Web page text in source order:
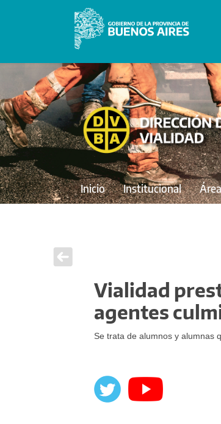
Inicio Institucional
Vialidad
agentes
Se trata de alumnos y alumnas